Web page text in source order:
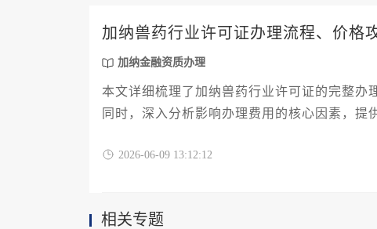
加纳兽药行业许可证办理流程、价格
加纳金融资质办理
本文详细梳理了加纳兽药行业许可证的完整办
同时，深入分析影响办理费用的核心因素，
2026-06-09 13:12:12
相关专题